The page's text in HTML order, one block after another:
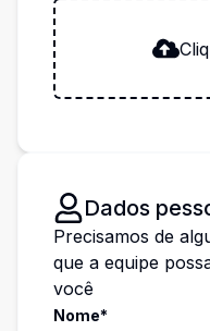
Dados
Precisamos de
que a equipe
você
Nome*